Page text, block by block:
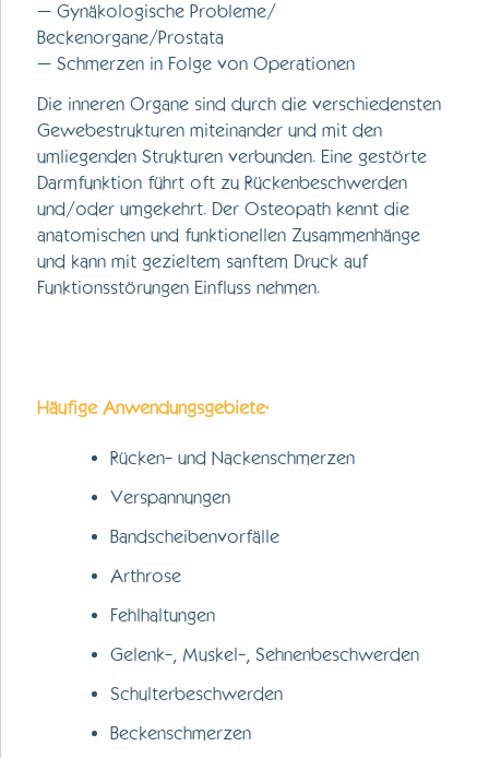
– Gynäkologische Probleme/
Beckenorgane/Prostata
– Schmerzen in Folge von Operationen
Die inneren Organe sind durch die verschiedensten
Gewebestrukturen miteinander und mit den
umliegenden Strukturen verbunden. Eine gestörte
Darmfunktion führt oft zu Rückenbeschwerden
und/oder umgekehrt. Der Osteopath kennt die
anatomischen und funktionellen Zusammenhänge
und kann mit gezieltem sanftem Druck auf
Funktionsstörungen Einfluss nehmen.
Häufige Anwendungsgebiete:
Rücken- und Nackenschmerzen
Verspannungen
Bandscheibenvorfälle
Arthrose
Fehlhaltungen
Gelenk-, Muskel-, Sehnenbeschwerden
Schulterbeschwerden
Beckenschmerzen